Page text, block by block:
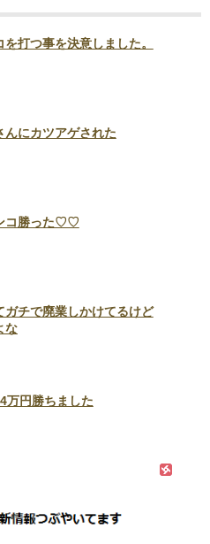
を打つ事を決意しました。
んにカツアゲされた
コ勝った♡♡
ガチで廃業しかけてるけど
な
万円勝ちました